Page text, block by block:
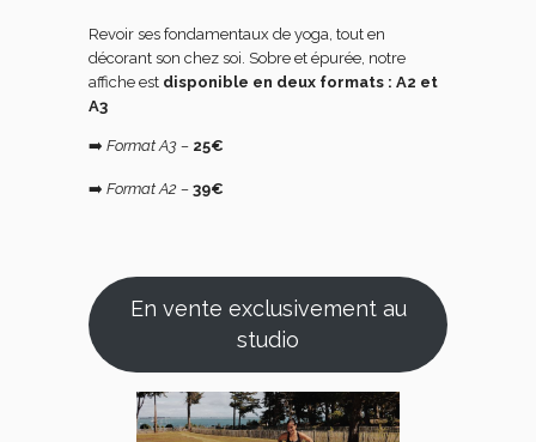
Revoir ses fondamentaux de yoga, tout en
décorant son chez soi. Sobre et épurée, notre
affiche est disponible en deux formats : A2 et
A3
➡️ Format A3 – 25€
➡️ Format A2 – 39€
En vente exclusivement au
studio